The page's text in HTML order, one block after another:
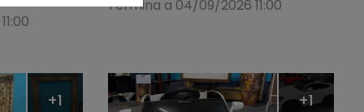
Termina a 04/09/2026 11:00
+1 +1